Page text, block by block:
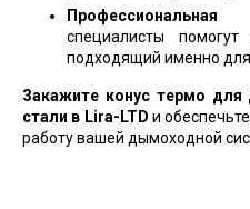
Профессиональная
специалисты
подходящий именно
Закажите конус термо
стали в Lira-LTD и
работу вашей дымоходной